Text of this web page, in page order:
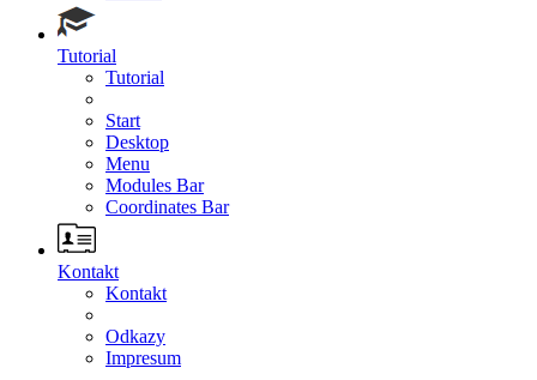
Tutorial
Tutorial
Start
Desktop
Menu
Modules Bar
Coordinates Bar
Kontakt
Kontakt
Odkazy
Impresum